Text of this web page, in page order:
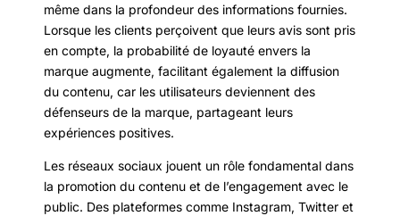
même dans la profondeur des informations fournies.
Lorsque les clients perçoivent que leurs avis sont pris
en compte, la probabilité de loyauté envers la
marque augmente, facilitant également la diffusion
du contenu, car les utilisateurs deviennent des
défenseurs de la marque, partageant leurs
expériences positives.
Les réseaux sociaux jouent un rôle fondamental dans
la promotion du contenu et de l’engagement avec le
public. Des plateformes comme Instagram, Twitter et